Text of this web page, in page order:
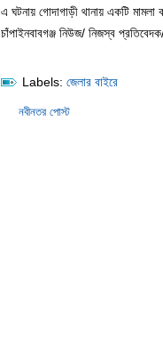
এ ঘটনায় গোদাগাড়ী থানায় একটি মামলা
চাঁপাইনবাবগঞ্জ নিউজ/ নিজস্ব
Labels: জেলার বাইরে
নবীনতর পোস্ট